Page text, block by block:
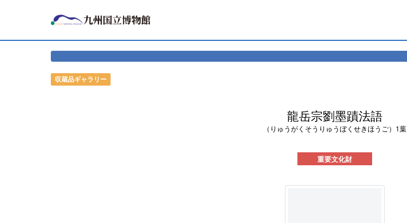
収蔵品ギャラリー
龍岳宗劉墨蹟法語
（りゅうがくそうりゅうぼくせきほうご）1葉
重要文化財